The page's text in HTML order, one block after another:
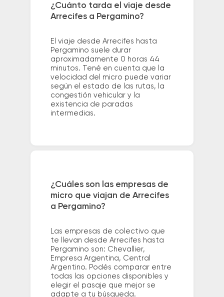
¿Cuánto tarda el viaje desde
Arrecifes a Pergamino?
El viaje desde Arrecifes hasta
Pergamino suele durar
aproximadamente 0 horas 44
minutos. Tené en cuenta que la
velocidad del micro puede variar
según el estado de las rutas, la
congestión vehicular y la
existencia de paradas
intermedias.
¿Cuáles son las empresas de
micro que viajan de Arrecifes
a Pergamino?
Las empresas de colectivo que
te llevan desde Arrecifes hasta
Pergamino son: Chevallier,
Empresa Argentina, Central
Argentino. Podés comparar entre
todas las opciones disponibles y
elegir el pasaje que mejor se
adapte a tu búsqueda.